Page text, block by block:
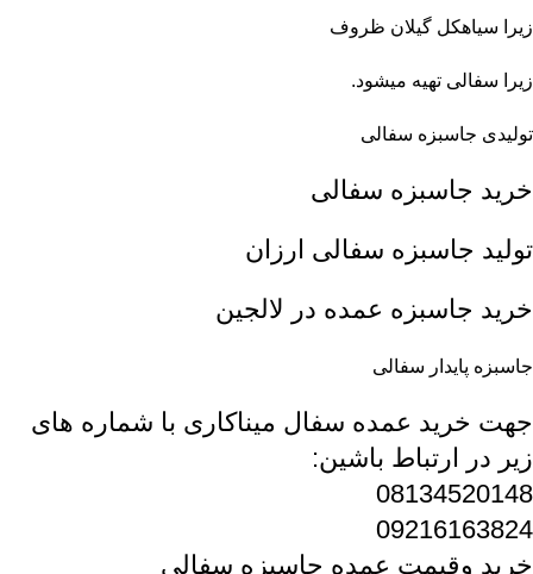
زیرا سیاهکل گیلان ظروف
زیرا سفالی تهیه میشود.
تولیدی جاسبزه سفالی
خرید جاسبزه سفالی
تولید جاسبزه سفالی ارزان
خرید جاسبزه عمده در لالجین
جاسبزه پایدار سفالی
جهت خرید عمده سفال میناکاری با شماره های
زیر در ارتباط باشین:
08134520148
09216163824
خرید وقیمت عمده جاسبزه سفالی